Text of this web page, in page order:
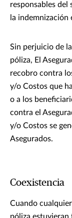
responsables del
la
Sin perjuicio de
póliza, El
recobro contra
y/o Costos que
o a los
contra el
y/o Costos se
Asegurados.
Coexistencia
Cuando